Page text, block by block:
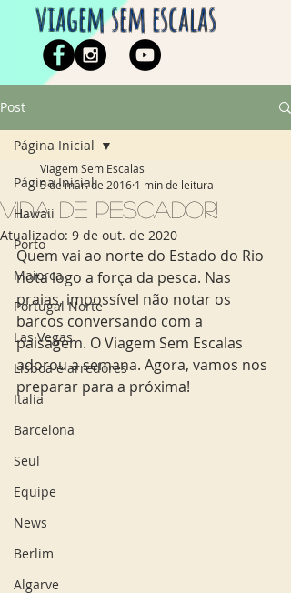
viagem sem escalas
Post
Página Inicial
Hawaii
Porto
Maiorca
Portugal Norte
Las Vegas
Lisboa e arredores
Italia
Barcelona
Seul
Equipe
News
Berlim
Algarve
Página Inicial
Vida de pescador!
Viagem Sem Escalas
5 de mar. de 2016 1 min de leitura
Atualizado: 9 de out. de 2020
Quem vai ao norte do Estado do Rio
nota logo a força da pesca. Nas
praias, impossível não notar os
barcos conversando com a
paisagem. O Viagem Sem Escalas
adorou a semana. Agora, vamos nos
preparar para a próxima!